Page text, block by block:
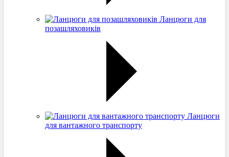
Ланцюги для
позашляховиків
Ланцюги
для вантажного транспорту